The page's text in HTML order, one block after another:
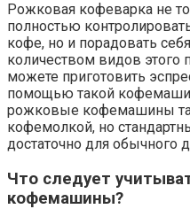
Рожковая кофеварка не
полностью
кофе, но и порадовать
количеством видов этого
можете приготовить
помощью такой
рожковые кофемашины
кофемолкой, но
достаточно для обычного
Что следует
кофемашины?